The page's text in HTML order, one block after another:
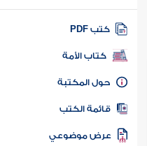
كتب PDF
كتاب الأمة
المكتبة
الكتب